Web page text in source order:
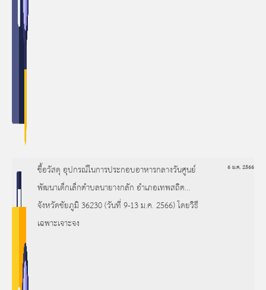
ซื้อวัสดุ อุปกรณ์ในการประกอบอาหารกลางวันศูนย์
พัฒนาเด็กเล็กตำบลนายางกลัก อำเภอเทพสถิต
จังหวัดชัยภูมิ 36230 (วันที่ 9-13 ม.ค. 2566) โดยวิธี
เฉพาะเจาะจง
6 ม.ค. 2566